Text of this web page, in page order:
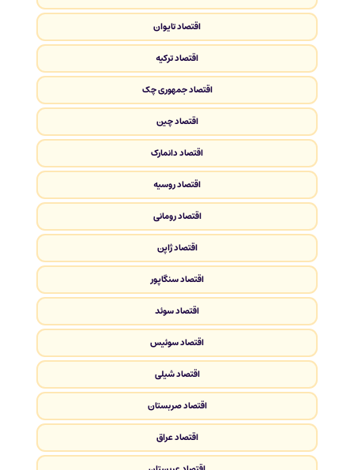
اقتصاد تایوان
اقتصاد ترکیه
اقتصاد جمهوری چک
اقتصاد چین
اقتصاد دانمارک
اقتصاد روسیه
اقتصاد رومانی
اقتصاد ژاپن
اقتصاد سنگاپور
اقتصاد سوئد
اقتصاد سوئیس
اقتصاد شیلی
اقتصاد صربستان
اقتصاد عراق